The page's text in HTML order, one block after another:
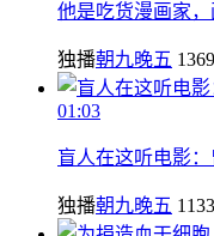
他是吃货漫画家
独播朝九晚五 1369
01:03
盲人在这听电影
独播朝九晚五 1133